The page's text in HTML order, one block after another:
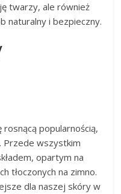
twarzy, ale również
naturalny i bezpieczny.
rosnącą popularnością,
Przede wszystkim
opartym na
tłoczonych na zimno.
dla naszej skóry w